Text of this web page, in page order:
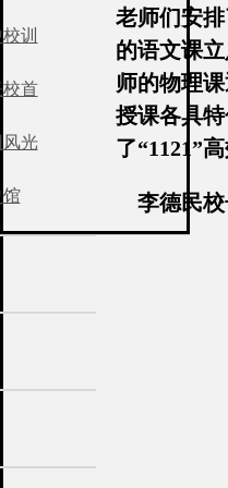
老师们安
的语文课
师的物理
授课各具
了“1121”
李德民校
训
首
光